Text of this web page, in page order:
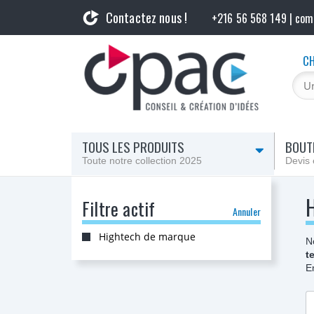
Contactez nous ! +216 56 568 149 |
TOUS LES PRODUITS
Toute notre collection 2025 Devis
Filtre actif Annuler
Hightech de marque